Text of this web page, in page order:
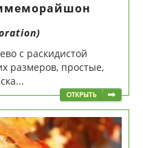
с раскидистой
размеров, простые,